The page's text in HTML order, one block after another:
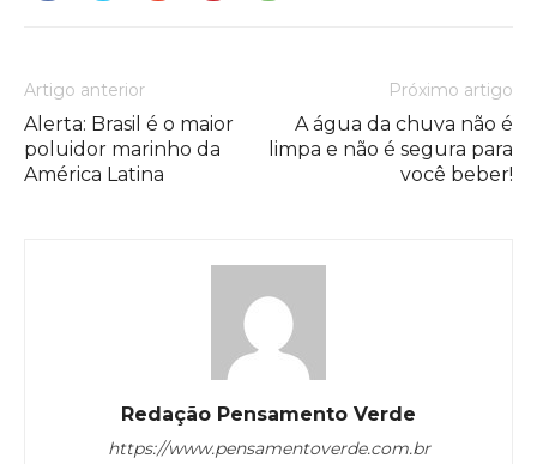
Artigo anterior
Alerta: Brasil é o maior
poluidor marinho da
América Latina
Próximo artigo
A água da chuva não é
limpa e não é segura para
você beber!
Redação Pensamento Verde
https://www.pensamentoverde.com.br